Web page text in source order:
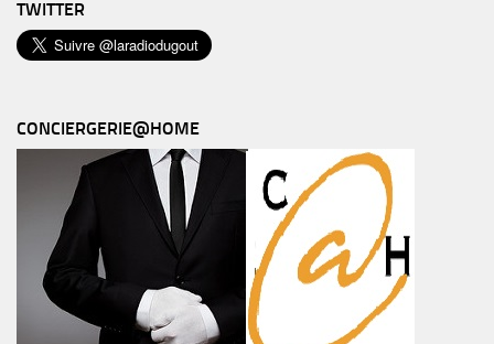
TWITTER
CONCIERGERIE@HOME